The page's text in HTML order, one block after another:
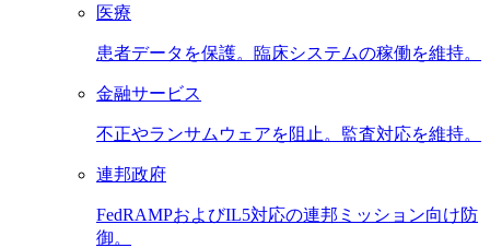
医療
患者データを保護。臨床システムの稼働を維持。
金融サービス
不正やランサムウェアを阻止。監査対応を維持。
連邦政府
FedRAMPおよびIL5対応の連邦ミッション向け防
御。